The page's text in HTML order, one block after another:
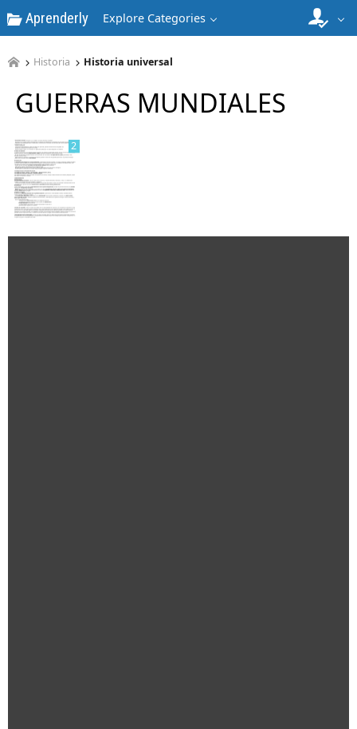
Aprenderly Explore Categories
Historia Historia universal
GUERRAS MUNDIALES
2